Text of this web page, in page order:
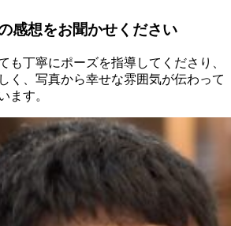
感想をお聞かせください
も丁寧にポーズを指導してくださり、
く、写真から幸せな雰囲気が伝わって
ます。